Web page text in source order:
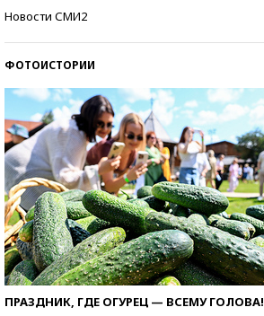
Новости СМИ2
ФОТОИСТОРИИ
ПРАЗДНИК, ГДЕ ОГУРЕЦ — ВСЕМУ ГОЛОВА!